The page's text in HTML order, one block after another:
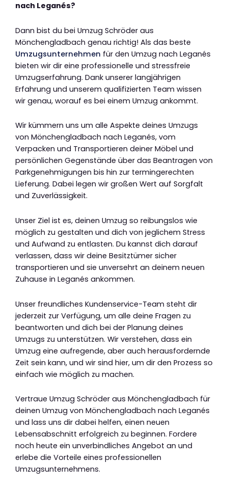
nach Leganés?
Dann bist du bei Umzug Schröder aus
Mönchengladbach genau richtig! Als das beste
Umzugsunternehmen für den Umzug nach Leganés
bieten wir dir eine professionelle und stressfreie
Umzugserfahrung. Dank unserer langjährigen
Erfahrung und unserem qualifizierten Team wissen
wir genau, worauf es bei einem Umzug ankommt.
Wir kümmern uns um alle Aspekte deines Umzugs
von Mönchengladbach nach Leganés, vom
Verpacken und Transportieren deiner Möbel und
persönlichen Gegenstände über das Beantragen von
Parkgenehmigungen bis hin zur termingerechten
Lieferung. Dabei legen wir großen Wert auf Sorgfalt
und Zuverlässigkeit.
Unser Ziel ist es, deinen Umzug so reibungslos wie
möglich zu gestalten und dich von jeglichem Stress
und Aufwand zu entlasten. Du kannst dich darauf
verlassen, dass wir deine Besitztümer sicher
transportieren und sie unversehrt an deinem neuen
Zuhause in Leganés ankommen.
Unser freundliches Kundenservice-Team steht dir
jederzeit zur Verfügung, um alle deine Fragen zu
beantworten und dich bei der Planung deines
Umzugs zu unterstützen. Wir verstehen, dass ein
Umzug eine aufregende, aber auch herausfordernde
Zeit sein kann, und wir sind hier, um dir den Prozess so
einfach wie möglich zu machen.
Vertraue Umzug Schröder aus Mönchengladbach für
deinen Umzug von Mönchengladbach nach Leganés
und lass uns dir dabei helfen, einen neuen
Lebensabschnitt erfolgreich zu beginnen. Fordere
noch heute ein unverbindliches Angebot an und
erlebe die Vorteile eines professionellen
Umzugsunternehmens.